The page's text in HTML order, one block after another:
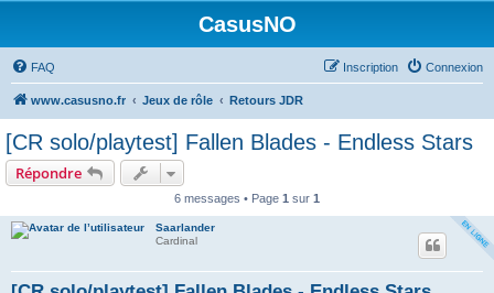
CasusNO
FAQ Connexion
Inscription
www.casusno.fr Jeux de rôle Retours JDR
[CR solo/playtest] Fallen Blades - Endless Stars
Répondre
6 messages • Page 1 sur 1
Saarlander
Cardinal